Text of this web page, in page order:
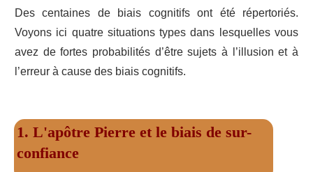
Des centaines de biais cognitifs ont été répertoriés.
Voyons ici quatre situations types dans lesquelles vous
avez de fortes probabilités d’être sujets à l’illusion et à
l’erreur à cause des biais cognitifs.
1. L'apôtre Pierre et le biais de sur-
confiance